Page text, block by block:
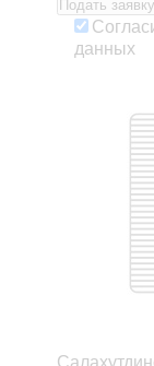
данных